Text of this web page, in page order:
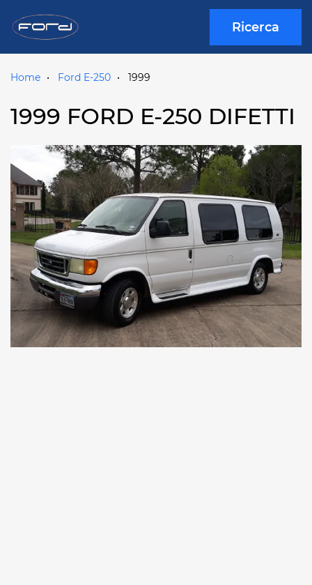
Ricerca
Home Ford E-250 1999
1999 FORD E-250 DIFETTI